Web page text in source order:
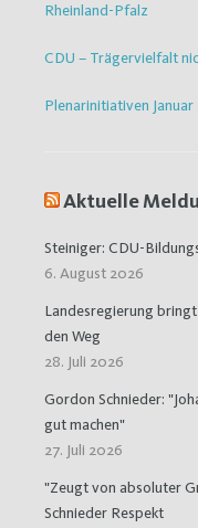
Rheinland-Pfalz
CDU – Trägervielfalt
Plenarinitiativen Januar
Aktuelle
Steiniger: CDU-
6. August 2026
Landesregierung
den Weg
28. Juli 2026
Gordon Schnieder:
gut machen"
27. Juli 2026
"Zeugt von absoluter
Schnieder Respekt